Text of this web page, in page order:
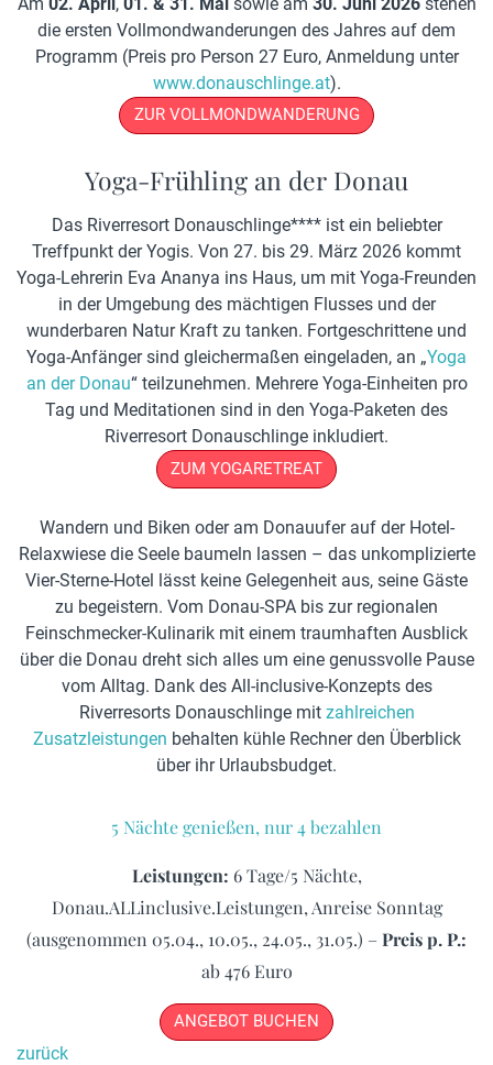
die ersten Vollmondwanderungen des Jahres auf dem
Programm (Preis pro Person 27 Euro, Anmeldung unter
www.donauschlinge.at).
ZUR VOLLMONDWANDERUNG
Yoga-Frühling an der Donau
Das Riverresort Donauschlinge**** ist ein beliebter
Treffpunkt der Yogis. Von 27. bis 29. März 2026 kommt
Yoga-Lehrerin Eva Ananya ins Haus, um mit Yoga-Freunden
in der Umgebung des mächtigen Flusses und der
wunderbaren Natur Kraft zu tanken. Fortgeschrittene und
Yoga-Anfänger sind gleichermaßen eingeladen, an „Yoga
an der Donau“ teilzunehmen. Mehrere Yoga-Einheiten pro
Tag und Meditationen sind in den Yoga-Paketen des
Riverresort Donauschlinge inkludiert.
ZUM YOGARETREAT
Wandern und Biken oder am Donauufer auf der Hotel-
Relaxwiese die Seele baumeln lassen – das unkomplizierte
Vier-Sterne-Hotel lässt keine Gelegenheit aus, seine Gäste
zu begeistern. Vom Donau-SPA bis zur regionalen
Feinschmecker-Kulinarik mit einem traumhaften Ausblick
über die Donau dreht sich alles um eine genussvolle Pause
vom Alltag. Dank des All-inclusive-Konzepts des
Riverresorts Donauschlinge mit zahlreichen
Zusatzleistungen behalten kühle Rechner den Überblick
über ihr Urlaubsbudget.
5 Nächte genießen, nur 4 bezahlen
Leistungen: 6 Tage/5 Nächte,
Donau.ALLinclusive.Leistungen, Anreise Sonntag
(ausgenommen 05.04., 10.05., 24.05., 31.05.) –Preis p. P.:
ab 476 Euro
ANGEBOT BUCHEN
zurück